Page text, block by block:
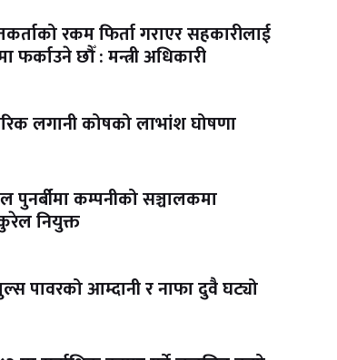
रकम फिर्ता गराएर सहकारीलाई
फर्काउने छौँ : मन्त्री अधिकारी
लगानी कोषको लाभांश घोषणा
पुनर्बीमा कम्पनीको सञ्चालकमा
नियुक्त
पावरको आम्दानी र नाफा दुवै घट्यो